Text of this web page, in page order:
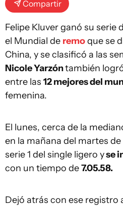
Compartir
Felipe Kluver ganó su serie
el Mundial de remoque se
China, y se clasificó a las
Nicole Yarzóntambién
entre las 12 mejores del
femenina.
El lunes, cerca de la
en la mañana del martes de
serie 1 del single ligero yse
con un tiempo de7.05.58.
Dejó atrás con ese registro